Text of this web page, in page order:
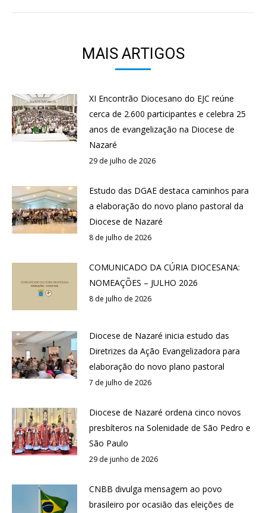
MAIS ARTIGOS
XI Encontrão Diocesano do EJC reúne
cerca de 2.600 participantes e celebra 25
anos de evangelização na Diocese de
Nazaré
29 de julho de 2026
Estudo das DGAE destaca caminhos para
a elaboração do novo plano pastoral da
Diocese de Nazaré
8 de julho de 2026
COMUNICADO DA CÚRIA DIOCESANA:
NOMEAÇÕES – JULHO 2026
8 de julho de 2026
Diocese de Nazaré inicia estudo das
Diretrizes da Ação Evangelizadora para
elaboração do novo plano pastoral
7 de julho de 2026
Diocese de Nazaré ordena cinco novos
presbíteros na Solenidade de São Pedro e
São Paulo
29 de junho de 2026
CNBB divulga mensagem ao povo
brasileiro por ocasião das eleições de